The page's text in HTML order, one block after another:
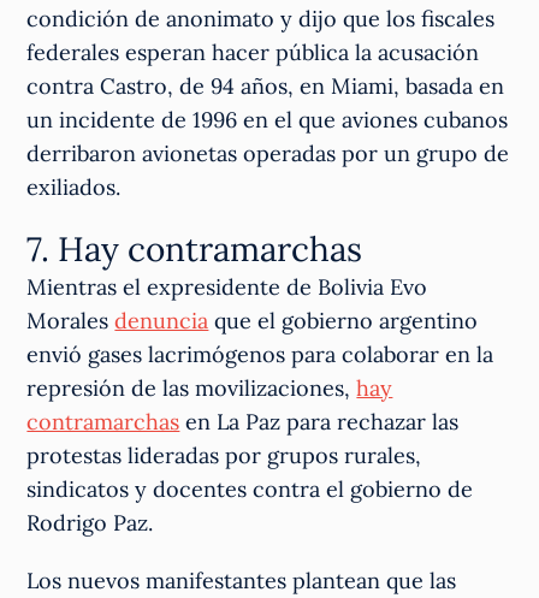
condición de anonimato y dijo que los fiscales
federales esperan hacer pública la acusación
contra Castro, de 94 años, en Miami, basada en
un incidente de 1996 en el que aviones cubanos
derribaron avionetas operadas por un grupo ​de
exiliados.
7. Hay contramarchas
Mientras el expresidente de Bolivia Evo
Moralesdenuncia que el gobierno argentino
envió gases lacrimógenos para colaborar en la
represión de las movilizaciones,hay
contramarchas en La Paz para rechazar las
protestas lideradas por grupos rurales,
sindicatos y docentes contra el gobierno de
Rodrigo Paz.
Los nuevos manifestantes plantean que las